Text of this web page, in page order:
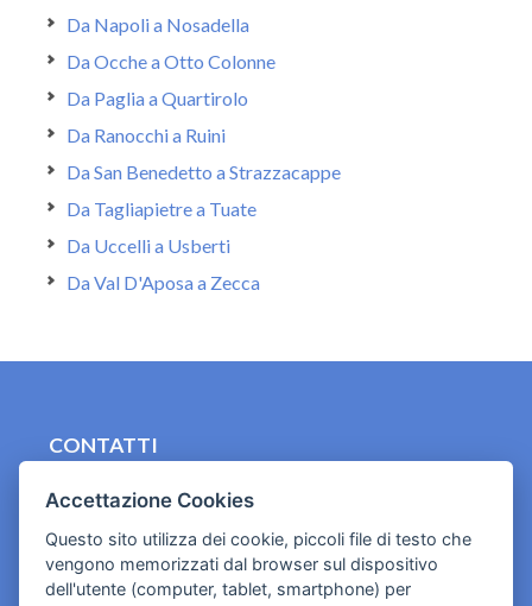
Da Napoli a Nosadella
Da Ocche a Otto Colonne
Da Paglia a Quartirolo
Da Ranocchi a Ruini
Da San Benedetto a Strazzacappe
Da Tagliapietre a Tuate
Da Uccelli a Usberti
Da Val D'Aposa a Zecca
CONTATTI
Cookies e informativa privacy
Accettazione Cookies
Questo sito utilizza dei cookie, piccoli file di testo che
vengono memorizzati dal browser sul dispositivo
dell'utente (computer, tablet, smartphone) per